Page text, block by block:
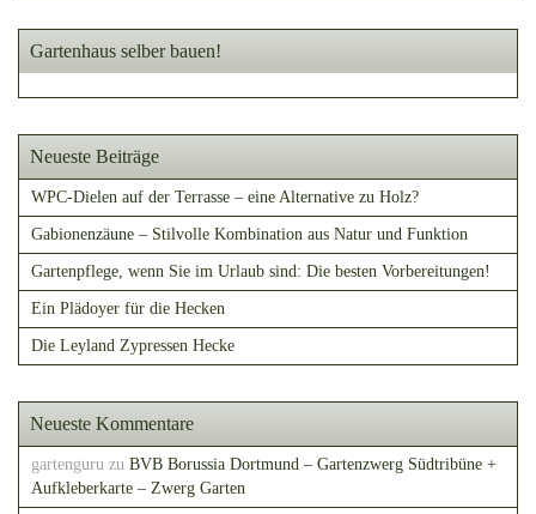
Gartenhaus selber bauen!
Neueste Beiträge
WPC-Dielen auf der Terrasse – eine Alternative zu Holz?
Gabionenzäune – Stilvolle Kombination aus Natur und Funktion
Gartenpflege, wenn Sie im Urlaub sind: Die besten Vorbereitungen!
Ein Plädoyer für die Hecken
Die Leyland Zypressen Hecke
Neueste Kommentare
gartenguru zu BVB Borussia Dortmund – Gartenzwerg Südtribüne +
Aufkleberkarte – Zwerg Garten